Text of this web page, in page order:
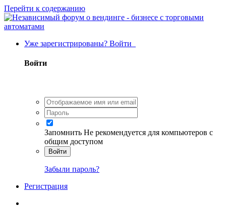
Перейти к содержанию
Уже зарегистрированы? Войти
Войти
Запомнить Не рекомендуется для компьютеров с
общим доступом
Войти
Забыли пароль?
Регистрация